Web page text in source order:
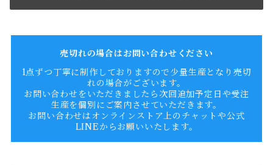
売切れの場合はお問い合わせください
1点ずつ丁寧に制作しておりますので少量生産となり売切
れの場合がございます。
お問い合わせをいただきましたら次回追加予定日や受注
生産を個別にご案内させていただきます。
お問い合わせはオンラインストア上のチャットや公式
LINEからお願いいたします。